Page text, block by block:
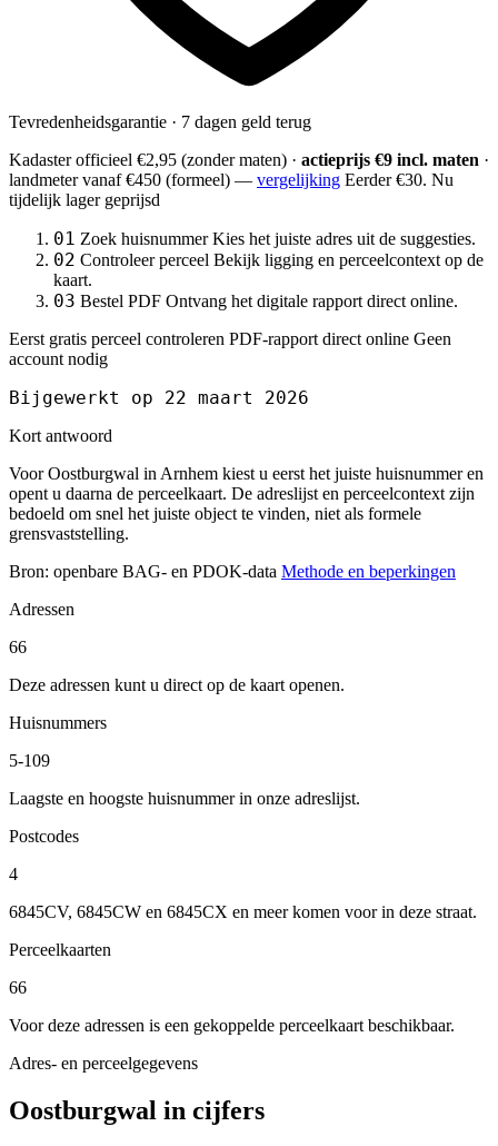
Tevredenheidsgarantie · 7 dagen geld terug
Kadaster officieel €2,95 (zonder maten) · actieprijs €9 incl. maten ·
landmetervanaf €450 (formeel) — vergelijking Eerder €30. Nu
tijdelijk lager geprijsd
01 Zoek huisnummer Kies het juiste adres uit de suggesties.
02 Controleer perceel Bekijk ligging en perceelcontext op de
kaart.
03 Bestel PDF Ontvang het digitale rapport direct online.
Eerst gratis perceel controleren PDF-rapport direct online Geen
account nodig
Bijgewerkt op 22 maart 2026
Kort antwoord
Voor Oostburgwal in Arnhem kiest u eerst het juiste huisnummer en
opent u daarna de perceelkaart. De adreslijst en perceelcontext zijn
bedoeld om snel het juiste object te vinden, niet als formele
grensvaststelling.
Bron: openbare BAG- en PDOK-data Methode en beperkingen
Adressen
66
Deze adressen kunt u direct op de kaart openen.
Huisnummers
5-109
Laagste en hoogste huisnummer in onze adreslijst.
Postcodes
4
6845CV, 6845CW en 6845CX en meer komen voor in deze straat.
Perceelkaarten
66
Voor deze adressen is een gekoppelde perceelkaart beschikbaar.
Adres- en perceelgegevens
Oostburgwal in cijfers